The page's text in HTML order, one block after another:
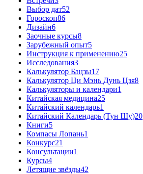
Выбор дат52
Гороскоп86
Дизайн6
Заочные курсы8
Зарубежный опыт5
Инструкция к применению25
Исследования3
Калькулятор Бацзы17
Калькулятор Ци Мэнь Дунь Цзя8
Калькуляторы и календари1
Китайская медицина25
Китайский календарь1
Китайский Календарь (Тун Шу)20
Книги5
Компасы Лопань1
Конкурс21
Консультации1
Курсы4
Летящие звёзды42